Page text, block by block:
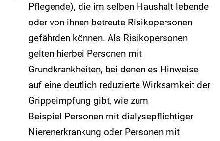
Pflegende), die im selben Haushalt lebende
oder von ihnen betreute Risikopersonen
gefährden können. Als Risikopersonen
gelten hierbei Personen mit
Grundkrankheiten, bei denen es Hinweise
auf eine deutlich reduzierte Wirksamkeit der
Grippeimpfung gibt, wie zum
Beispiel Personen mit dialysepflichtiger
Nierenerkrankung oder Personen mit